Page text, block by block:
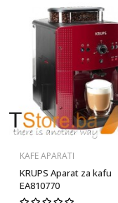
KAFE APARATI
KRUPS Aparat za kafu
EA810770